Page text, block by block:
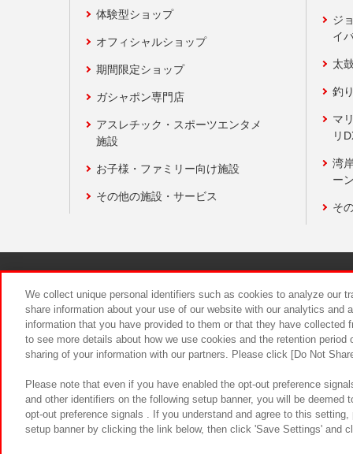
体験型ショップ
オフィシャルショップ
期間限定ショップ
ガシャポン専門店
アスレチック・スポーツエンタメ
施設
お子様・ファミリー向け施設
その他の施設・サービス
ジ
イ
太
釣
マ
リ
湾
ー
そ
食品のご
We collect unique personal identifiers such as cookies to analyze our
share information about your use of our website with our analytics and
information that you have provided to them or that they have
to see more details about how we use cookies and the retention
sharing of your information with our partners. Please click [Do Not
Please note that even if you have enabled the opt-out preference
and other identifiers on the following setup banner, you will be
opt-out preference signals . If you understand and agree to this
setup banner by clicking the link below, then click 'Save Settings' and